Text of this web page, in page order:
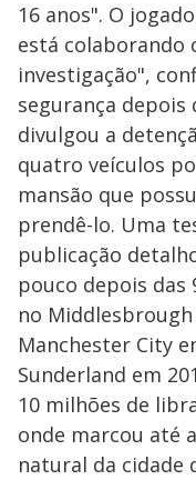
16 anos". O
está colaborando
investigação",
segurança depois
divulgou a
quatro veículos
mansão que
prendê-lo. Uma
publicação
pouco depois das
no
Manchester City
Sunderland em
10 milhões de
onde marcou até
natural da cidade